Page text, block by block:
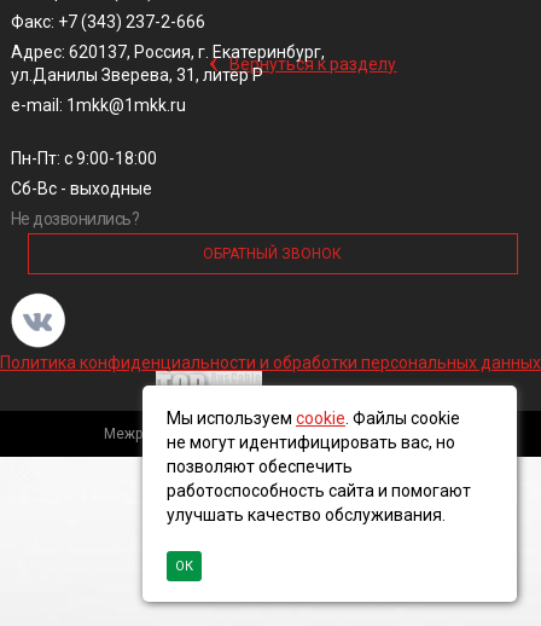
‹ Вернуться к разделу
Факс: +7 (343) 237-2-666
Адрес: 620137, Россия, г. Екатеринбург,
ул.Данилы Зверева, 31, литер Р
e-mail: 1mkk@1mkk.ru
Пн-Пт: с 9:00-18:00
Сб-Вс - выходные
Не дозвонились?
ОБРАТНЫЙ ЗВОНОК
Политика конфиденциальности и обработки персональных данных
Межрегиональная кабельная компания, 2016 ©
Мы используем cookie . Файлы cookie
не могут идентифицировать вас, но
позволяют обеспечить
работоспособность сайта и помогают
улучшать качество обслуживания.
ОК